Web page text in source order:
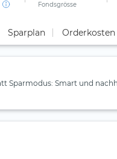
Fondsgrösse
Sparplan Orderkosten
Sparmodus: Smart und